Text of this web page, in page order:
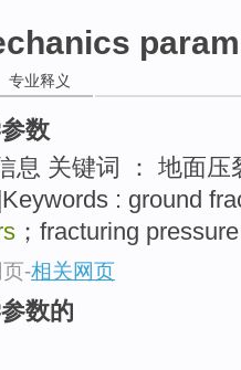
专业释义
数
息 关键词 ： 地面
: ground
；fracturing pressure
-相关网页
数的